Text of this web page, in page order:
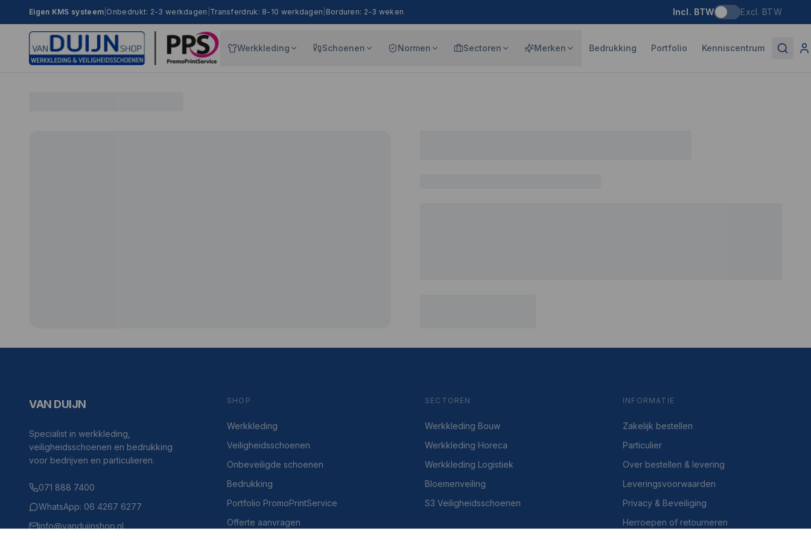
Eigen KMS systeem Onbedrukt: 2-3 werkdagen Transferdruk: 8-10 werkdagen Borduren: 2-3 weken Incl. BTW Excl. BTW
Werkkleding Schoenen Normen Sectoren Merken Bedrukking Portfolio Kenniscentrum
VAN DUIJN
Specialist in werkkleding,
veiligheidsschoenen en bedrukking
voor bedrijven en particulieren.
071 888 7400
WhatsApp: 06 4267 6277
info@vanduijnshop.nl
SHOP
Werkkleding
Veiligheidsschoenen
Onbeveiligde schoenen
Bedrukking
Portfolio PromoPrintService
Offerte aanvragen
SECTOREN
Werkkleding Bouw
Werkkleding Horeca
Werkkleding Logistiek
Bloemenveiling
S3 Veiligheidsschoenen
INFORMATIE
Zakelijk bestellen
Particulier
Over bestellen & levering
Leveringsvoorwaarden
Privacy & Beveiliging
Herroepen of retourneren